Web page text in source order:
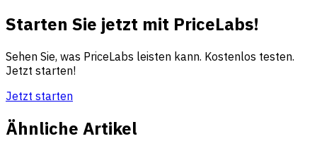
Starten Sie jetzt mit PriceLabs!
Sehen Sie, was PriceLabs leisten kann. Kostenlos testen.
Jetzt starten!
Jetzt starten
Ähnliche Artikel